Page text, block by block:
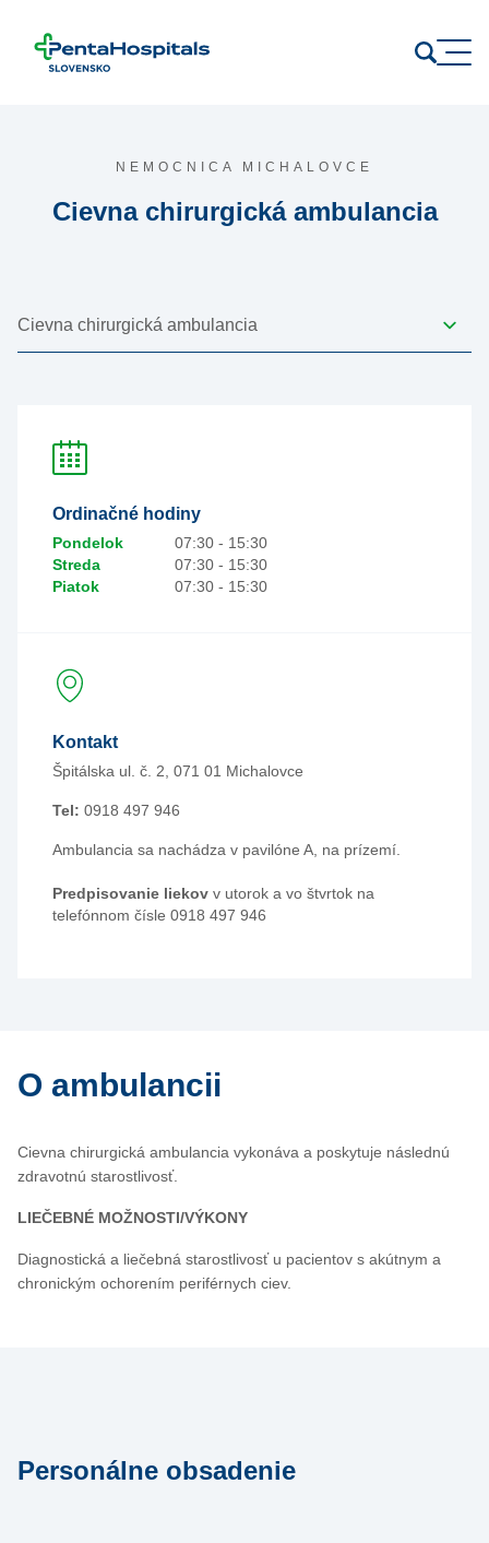
NEMOCNICA MICHALOVCE
Cievna chirurgická ambulancia
Ordinačné hodiny
Pondelok
07:30 - 15:30
Streda
07:30 - 15:30
Piatok
07:30 - 15:30
Kontakt
Špitálska ul. č. 2, 071 01 Michalovce
Tel: 0918 497 946
Ambulancia sa nachádza v pavilóne A, na prízemí.
Predpisovanie liekov v utorok a vo štvrtok na
telefónnom čísle 0918 497 946
O ambulancii
Cievna chirurgická ambulancia vykonáva a poskytuje následnú
zdravotnú starostlivosť.
LIEČEBNÉ MOŽNOSTI/VÝKONY
Diagnostická a liečebná starostlivosť u pacientov s akútnym a
chronickým ochorením periférnych ciev.
Personálne obsadenie